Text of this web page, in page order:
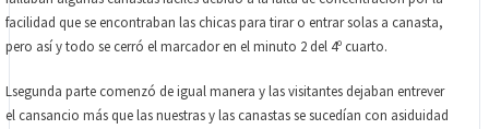
facilidad que se encontraban las chicas para tirar o entrar solas a canasta,
pero así y todo se cerró el marcador en el minuto 2 del 4º cuarto.
Lsegunda parte comenzó de igual manera y las visitantes dejaban entrever
el cansancio más que las nuestras y las canastas se sucedían con asiduidad